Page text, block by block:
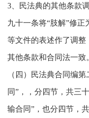
3、民法典的其他条款
九十一条将“肢解”修正
等文件的表述作了调
其他条款和合同法一致
（四）民法典合同编
同”，，分四节，共三
输合同”，也分四节，